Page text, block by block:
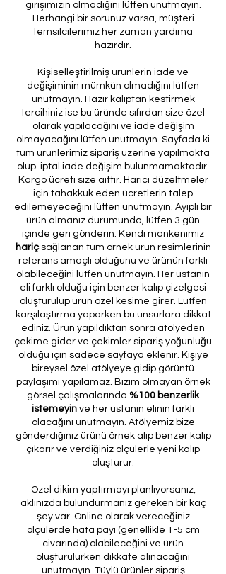
girişimizin olmadığını lütfen unutmayın.
Herhangi bir sorunuz varsa, müşteri
temsilcilerimiz her zaman yardıma
hazırdır.
Kişiselleştirilmiş ürünlerin iade ve
değişiminin mümkün olmadığını lütfen
unutmayın. Hazır kalıptan kestirmek
tercihiniz ise bu üründe sıfırdan size özel
olarak yapılacağını ve iade değişim
olmayacağını lütfen unutmayın. Sayfada ki
tüm ürünlerimiz sipariş üzerine yapılmakta
olup iptal iade değişim bulunmamaktadır.
Kargo ücreti size aittir. Harici düzeltmeler
için tahakkuk eden ücretlerin talep
edilemeyeceğini lütfen unutmayın. Ayıplı bir
ürün almanız durumunda, lütfen 3 gün
içinde geri gönderin. Kendi mankenimiz
hariçsağlanan tüm örnek ürün resimlerinin
referans amaçlı olduğunu ve ürünün farklı
olabileceğini lütfen unutmayın. Her ustanın
eli farklı olduğu için benzer kalıp çizelgesi
oluşturulup ürün özel kesime girer. Lütfen
karşılaştırma yaparken bu unsurlara dikkat
ediniz. Ürün yapıldıktan sonra atölyeden
çekime gider ve çekimler sipariş yoğunluğu
olduğu için sadece sayfaya eklenir. Kişiye
bireysel özel atölyeye gidip görüntü
paylaşımı yapılamaz. Bizim olmayan örnek
görsel çalışmalarında %100 benzerlik
istemeyin ve her ustanın elinin farklı
olacağını unutmayın. Atölyemiz bize
gönderdiğiniz ürünü örnek alıp benzer kalıp
çıkarır ve verdiğiniz ölçülerle yeni kalıp
oluşturur.
Özel dikim yaptırmayı planlıyorsanız,
aklınızda bulundurmanız gereken bir kaç
şey var. Online olarak vereceğiniz
ölçülerde hata payı (genellikle 1-5 cm
civarında) olabileceğini ve ürün
oluşturulurken dikkate alınacağını
unutmayın. Tüylü ürünler sipariş